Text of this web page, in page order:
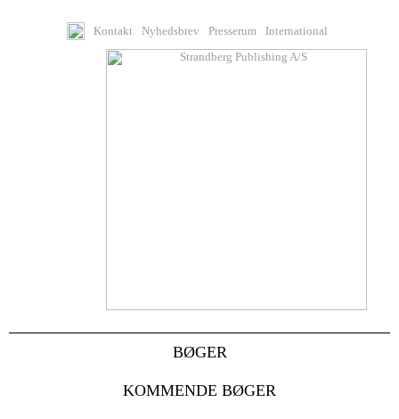
Kontakt Nyhedsbrev Presserum International
BØGER
KOMMENDE BØGER